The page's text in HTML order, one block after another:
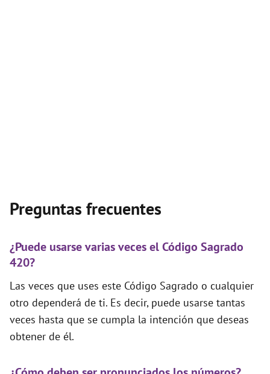
Preguntas frecuentes
¿Puede usarse varias veces el Código Sagrado
420?
Las veces que uses este Código Sagrado o cualquier
otro dependerá de ti. Es decir, puede usarse tantas
veces hasta que se cumpla la intención que deseas
obtener de él.